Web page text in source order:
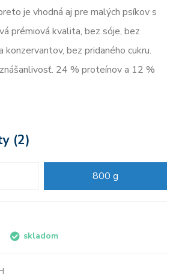
je vhodná aj pre malých psíkov s
prémiová kvalita, bez sóje, bez
konzervantov, bez pridaného cukru.
24 % proteínov a 12 %
(2)
800 g
skladom